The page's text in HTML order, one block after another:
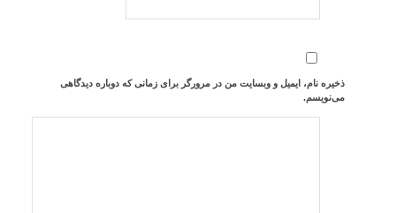
ذخیره نام، ایمیل و وبسایت من در مرورگر برای زمانی که دوباره دیدگاهی
می‌نویسم.